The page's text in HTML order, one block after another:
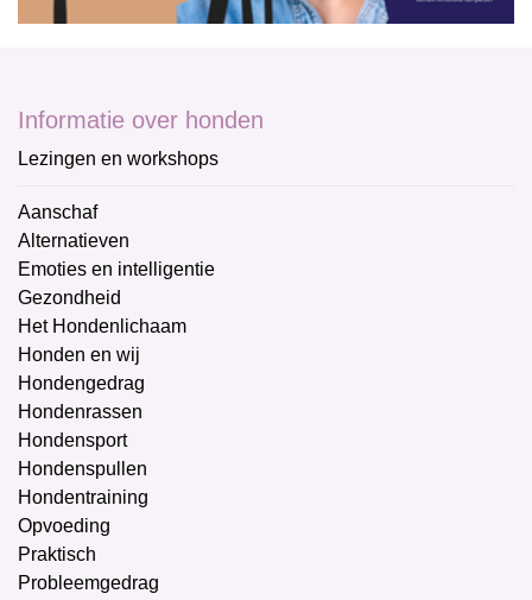
Informatie over honden
Lezingen en workshops
Aanschaf
Alternatieven
Emoties en intelligentie
Gezondheid
Het Hondenlichaam
Honden en wij
Hondengedrag
Hondenrassen
Hondensport
Hondenspullen
Hondentraining
Opvoeding
Praktisch
Probleemgedrag